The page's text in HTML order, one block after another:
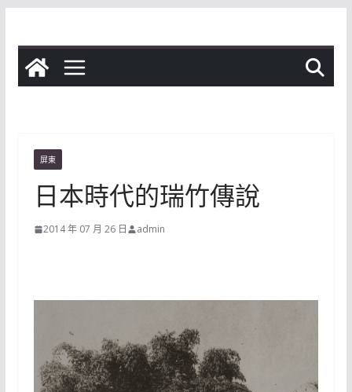
content
屏東
日本時代的瑞竹傳說
2014 年 07 月 26 日 admin